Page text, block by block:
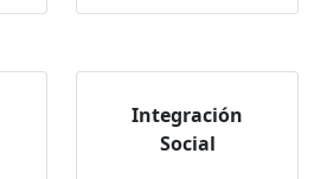
Integración
Social